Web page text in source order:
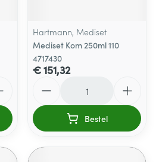
Hartmann, Mediset
Mediset Kom 250ml 110
4717430
€ 151,32
Bestel